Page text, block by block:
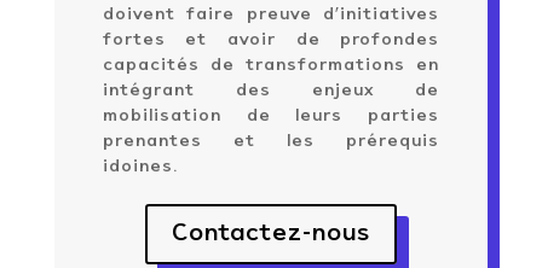
doivent faire preuve d’initiatives
fortes et avoir de profondes
capacités de transformations en
intégrant des enjeux de
mobilisation de leurs parties
prenantes et les prérequis
idoines.
Contactez-nous